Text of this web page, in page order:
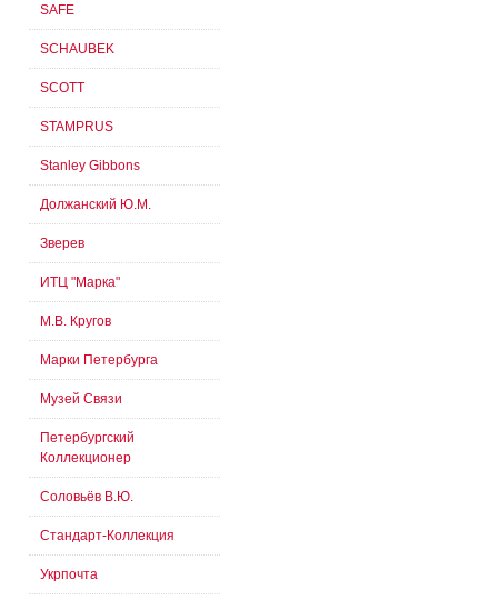
SAFE
SCHAUBEK
SCOTT
STAMPRUS
Stanley Gibbons
Должанский Ю.М.
Зверев
ИТЦ "Марка"
М.В. Кругов
Марки Петербурга
Музей Связи
Петербургский
Коллекционер
Соловьёв В.Ю.
Стандарт-Коллекция
Укрпочта